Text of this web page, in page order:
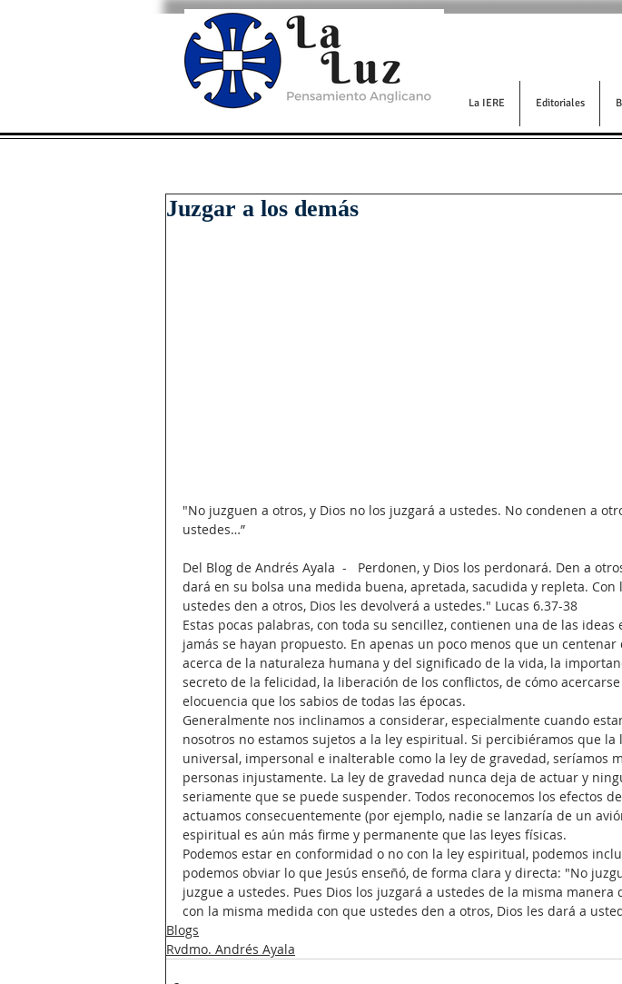
La IERE Editoriales
Juzgar a los demás
"No juzguen a otros, y Dios no los juzgará a ustedes. No condenen a
ustedes…”
Del Blog de Andrés Ayala  -   Perdonen, y Dios los perdonará. Den a
dará en su bolsa una medida buena, apretada, sacudida y repleta.
ustedes den a otros, Dios les devolverá a ustedes." Lucas 6.37-38
Estas pocas palabras, con toda su sencillez, contienen una de las
jamás se hayan propuesto. En apenas un poco menos que un centenar
acerca de la naturaleza humana y del significado de la vida, la
secreto de la felicidad, la liberación de los conflictos, de cómo
elocuencia que los sabios de todas las épocas.
Generalmente nos inclinamos a considerar, especialmente cuando
nosotros no estamos sujetos a la ley espiritual. Si percibiéramos que
universal, impersonal e inalterable como la ley de gravedad, seríamos
personas injustamente. La ley de gravedad nunca deja de actuar y
seriamente que se puede suspender. Todos reconocemos los efectos
actuamos consecuentemente (por ejemplo, nadie se lanzaría de un
espiritual es aún más firme y permanente que las leyes físicas.
Podemos estar en conformidad o no con la ley espiritual, podemos
podemos obviar lo que Jesús enseñó, de forma clara y directa: "No
juzgue a ustedes. Pues Dios los juzgará a ustedes de la misma
con la misma medida con que ustedes den a otros, Dios les dará a
Blogs
Rvdmo. Andrés Ayala